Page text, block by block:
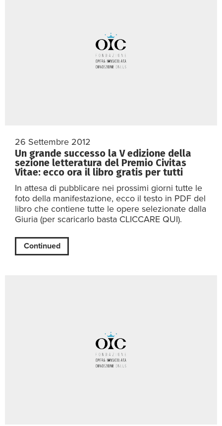
26 Settembre 2012
Un grande successo la V edizione della
sezione letteratura del Premio Civitas
Vitae: ecco ora il libro gratis per tutti
In attesa di pubblicare nei prossimi giorni tutte le
foto della manifestazione, ecco il testo in PDF del
libro che contiene tutte le opere selezionate dalla
Giuria (per scaricarlo basta CLICCARE QUI).
Continued